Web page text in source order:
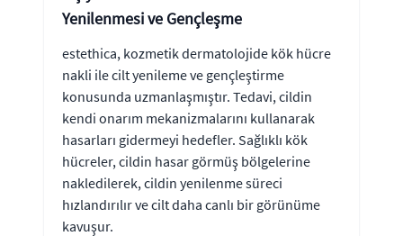
Yenilenmesi ve Gençleşme
estethica, kozmetik dermatolojide kök hücre
nakli ile cilt yenileme ve gençleştirme
konusunda uzmanlaşmıştır. Tedavi, cildin
kendi onarım mekanizmalarını kullanarak
hasarları gidermeyi hedefler. Sağlıklı kök
hücreler, cildin hasar görmüş bölgelerine
nakledilerek, cildin yenilenme süreci
hızlandırılır ve cilt daha canlı bir görünüme
kavuşur.